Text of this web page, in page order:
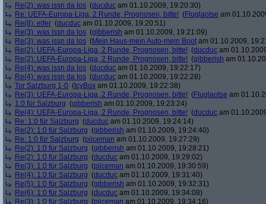
Re(2): was issn da los (ducduc am 01.10.2009, 19:20:30)
Re: UEFA-Europa-Liga, 2 Runde, Prognosen, bitte! (Fluglaotse am
Re(8): elfer (ducduc am 01.10.2009, 19:20:51)
Re(3): was issn da los (gibberish am 01.10.2009, 19:21:09)
Re(3): was issn da los (Mein Haus-mein Auto-mein Boot am 01.10.2009,
Re(2): UEFA-Europa-Liga, 2 Runde, Prognosen, bitte! (ducduc am
Re(2): UEFA-Europa-Liga, 2 Runde, Prognosen, bitte! (gibberish am
Re(4): was issn da los (ducduc am 01.10.2009, 19:22:17)
Re(4): was issn da los (ducduc am 01.10.2009, 19:22:28)
Tor Salzburg 1-0 ( IcyBox am 01.10.2009, 19:22:38)
Re(3): UEFA-Europa-Liga, 2 Runde, Prognosen, bitte! (Fluglaotse am
1:0 für Salzburg (gibberish am 01.10.2009, 19:23:24)
Re(4): UEFA-Europa-Liga, 2 Runde, Prognosen, bitte! (ducduc am
Re: 1:0 für Salzburg (ducduc am 01.10.2009, 19:24:14)
Re(2): 1:0 für Salzburg (gibberish am 01.10.2009, 19:24:40)
Re: 1:0 für Salzburg (piiceman am 01.10.2009, 19:27:29)
Re(2): 1:0 für Salzburg (gibberish am 01.10.2009, 19:28:21)
Re(2): 1:0 für Salzburg (ducduc am 01.10.2009, 19:29:02)
Re(3): 1:0 für Salzburg (piiceman am 01.10.2009, 19:30:59)
Re(4): 1:0 für Salzburg (ducduc am 01.10.2009, 19:31:40)
Re(5): 1:0 für Salzburg (gibberish am 01.10.2009, 19:32:31)
Re(6): 1:0 für Salzburg (ducduc am 01.10.2009, 19:34:08)
Re(3): 1:0 für Salzburg (piiceman am 01.10.2009, 19:34:16)